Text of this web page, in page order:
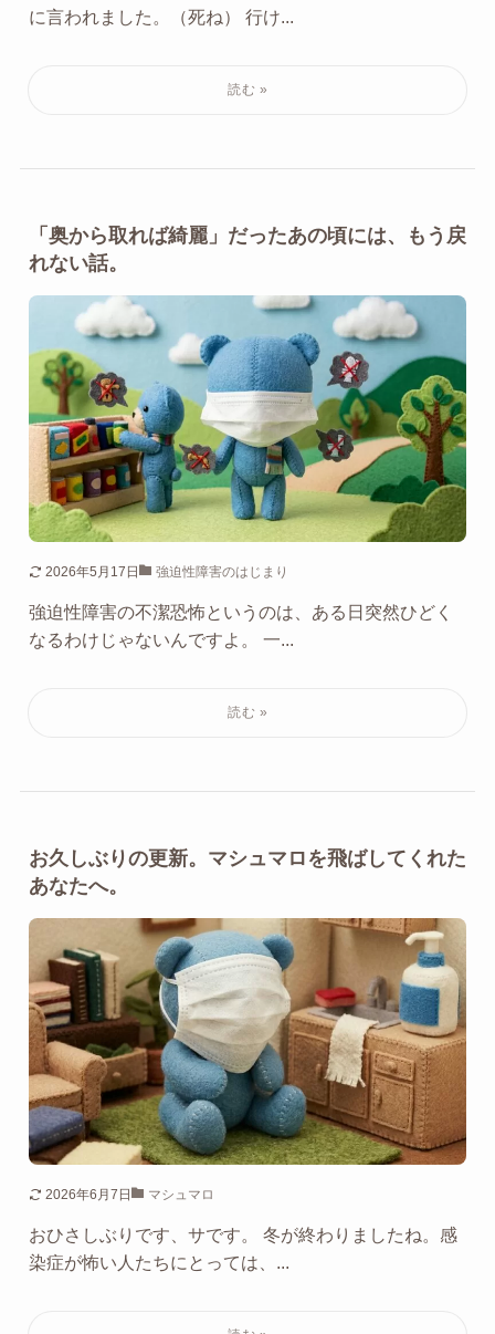
に言われました。（死ね） 行け...
「奥から取れば綺麗」だったあの頃には、もう戻
れない話。
2026年5月17日 強迫性障害のはじまり
強迫性障害の不潔恐怖というのは、ある日突然ひどく
なるわけじゃないんですよ。 一...
お久しぶりの更新。マシュマロを飛ばしてくれた
あなたへ。
2026年6月7日 マシュマロ
おひさしぶりです、サです。 冬が終わりましたね。感
染症が怖い人たちにとっては、...